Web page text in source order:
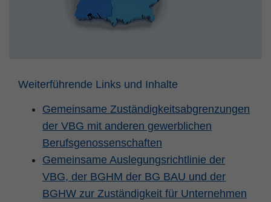
Weiterführende Links und Inhalte
Gemeinsame Zuständigkeitsabgrenzungen
der VBG mit anderen gewerblichen
Berufsgenossenschaften
Gemeinsame Auslegungsrichtlinie der
VBG, der BGHM der BG BAU und der
BGHW zur Zuständigkeit für Unternehmen